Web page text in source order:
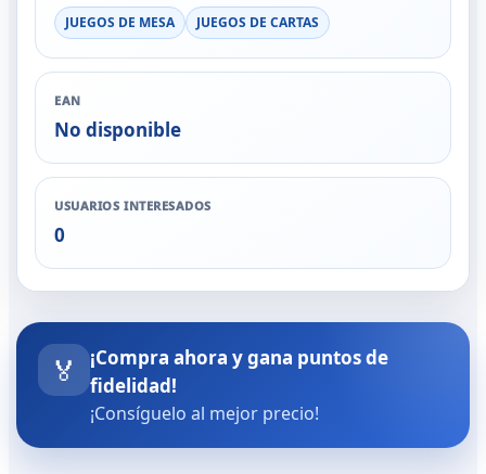
JUEGOS DE MESA JUEGOS DE CARTAS
EAN
No disponible
USUARIOS INTERESADOS
0
🏅
¡Compra ahora y gana puntos de
fidelidad!
¡Consíguelo al mejor precio!